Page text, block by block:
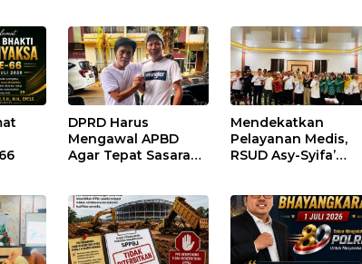
Diabetes Melitus
pada Lansia
DPRD Harus
Mengawal APBD
Agar Tepat Sasaran
Kelompok Tertentu
Mendekatkan
Pelayanan Medis,
RSUD Asy-Syifa’
Edukasi Kesehatan
di Taliwang